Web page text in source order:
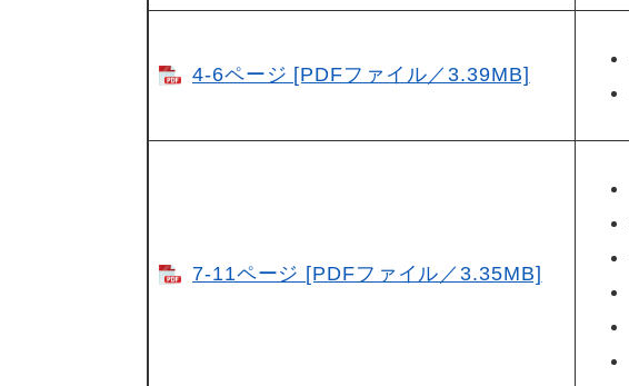
4-6ページ [PDFファイル／3.39MB]
7-11ページ [PDFファイル／3.35MB]